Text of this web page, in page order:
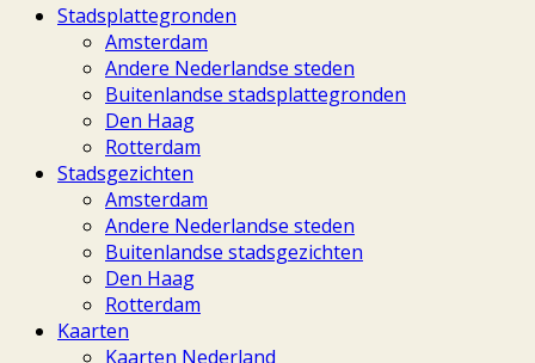
Stadsplattegronden
Amsterdam
Andere Nederlandse steden
Buitenlandse stadsplattegronden
Den Haag
Rotterdam
Stadsgezichten
Amsterdam
Andere Nederlandse steden
Buitenlandse stadsgezichten
Den Haag
Rotterdam
Kaarten
Kaarten Nederland